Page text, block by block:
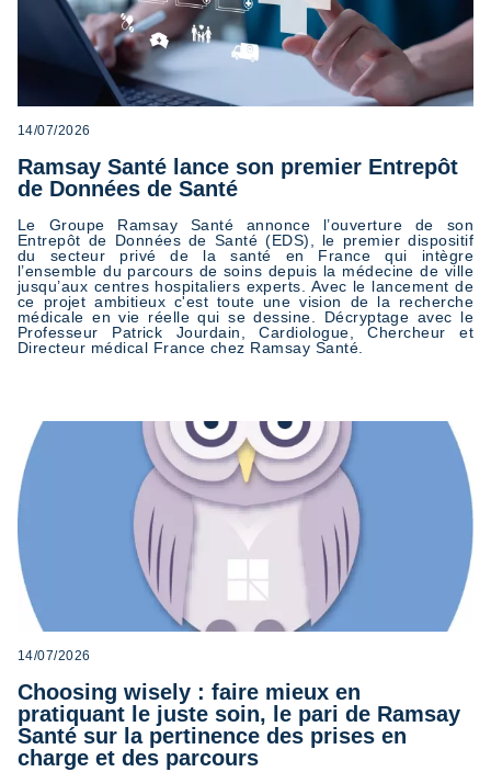
14/07/2026
Ramsay Santé lance son premier Entrepôt
de Données de Santé
Le Groupe Ramsay Santé annonce l’ouverture de son
Entrepôt de Données de Santé (EDS), le premier dispositif
du secteur privé de la santé en France qui intègre
l’ensemble du parcours de soins depuis la médecine de ville
jusqu’aux centres hospitaliers experts. Avec le lancement de
ce projet ambitieux c'est toute une vision de la recherche
médicale en vie réelle qui se dessine. Décryptage avec le
Professeur Patrick Jourdain, Cardiologue, Chercheur et
Directeur médical France chez Ramsay Santé.
14/07/2026
Choosing wisely : faire mieux en
pratiquant le juste soin, le pari de Ramsay
Santé sur la pertinence des prises en
charge et des parcours